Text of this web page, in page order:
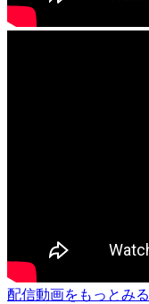
配信動画をもっとみる